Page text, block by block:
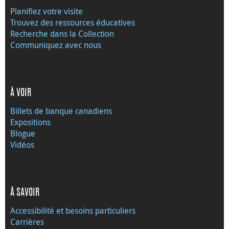
Planifiez votre visite
Trouvez des ressources éducatives
Recherche dans la Collection
Communiquez avec nous
À VOIR
Billets de banque canadiens
Expositions
Blogue
Vidéos
À SAVOIR
Accessibilité et besoins particuliers
Carrières